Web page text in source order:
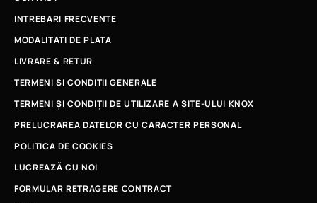
INTREBARI FRECVENTE
MODALITATI DE PLATA
LIVRARE & RETUR
TERMENI SI CONDITII GENERALE
TERMENI ȘI CONDIȚII DE UTILIZARE A SITE-ULUI KNOX
PRELUCRAREA DATELOR CU CARACTER PERSONAL
POLITICA DE COOKIES
LUCREAZÃ CU NOI
FORMULAR RETRAGERE CONTRACT